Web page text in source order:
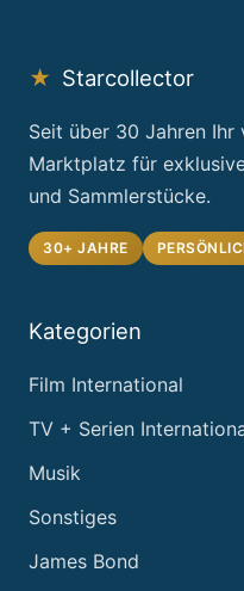
★ Starcollector
Seit über 30 Jahren
Marktplatz für
und Sammlerstücke.
30+ JAHRE
Kategorien
Film International
TV + Serien
Musik
Sonstiges
James Bond